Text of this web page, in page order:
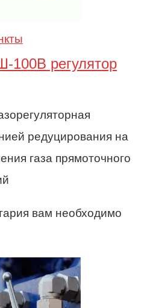
регулятор
редуцирования на
газа прямоточного
вам необходимо